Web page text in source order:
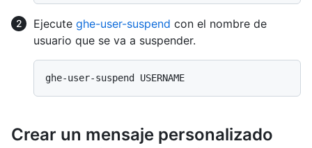
Ejecute ghe-user-suspend con el nombre de
usuario que se va a suspender.
Crear un mensaje personalizado